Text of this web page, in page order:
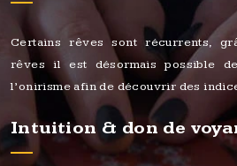
Certains rêves sont récurrents,
rêves il est désormais possible
l’onirisme afin de découvrir des
Intuition & don de